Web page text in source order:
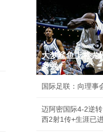
大梦鲨鱼上将尤
多强
国际足联：向理事
迈阿密国际4-2逆
西2射1传+生涯已